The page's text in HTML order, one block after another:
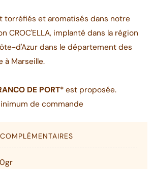
torréfiés et aromatisés dans notre
CROC'ELLA, implanté dans la région
d'Azur dans le département des
à Marseille.
DE PORT* est proposée.
de commande